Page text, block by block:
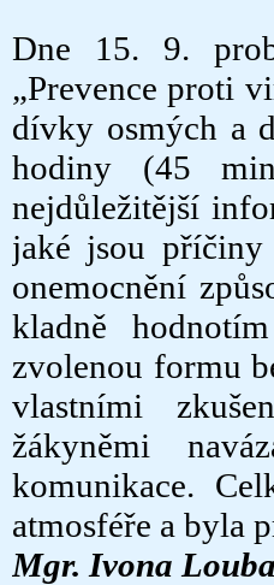
Dne 15. 9.
„Prevence proti
dívky osmých a
hodiny (45
nejdůležitější
jaké jsou
onemocnění
kladně
zvolenou formu
vlastními
žákyněmi
komunikace.
atmosféře a byla
Mgr. Ivona